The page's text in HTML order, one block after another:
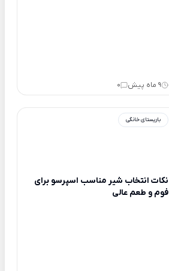
9 ماه پیش 0
باریستای خانگی
نکات انتخاب شیر مناسب اسپرسو برای
فوم و طعم عالی